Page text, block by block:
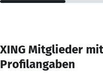
XING Mitglieder
Profilangaben